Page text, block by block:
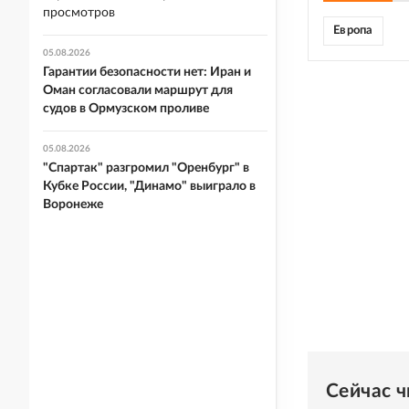
Европа
Сейчас
просмотров
05.08.2026
Гарантии безопасности нет: Иран и
Оман согласовали маршрут для
судов в Ормузском проливе
05.08.2026
"Спартак" разгромил "Оренбург" в
Кубке России, "Динамо" выиграло в
Воронеже